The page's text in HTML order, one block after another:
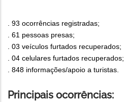
. 93 ocorrências registradas;
. 61 pessoas presas;
. 03 veículos furtados recuperados;
. 04 celulares furtados recuperados;
. 848 informações/apoio a turistas.
Principais ocorrências: